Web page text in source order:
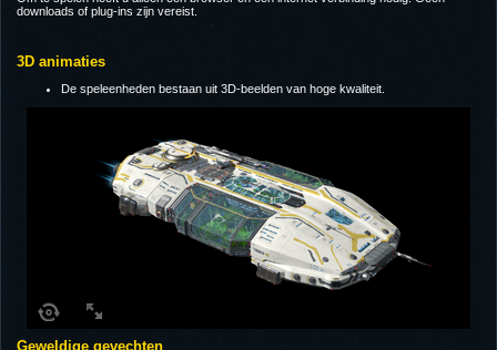
downloads of plug-ins zijn vereist.
3D animaties
De speleenheden bestaan uit 3D-beelden van hoge kwaliteit.
Geweldige gevechten